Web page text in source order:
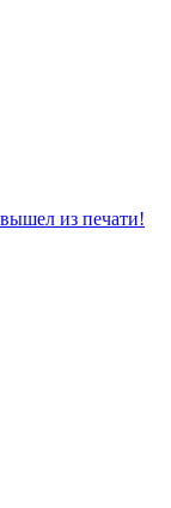
из печати!